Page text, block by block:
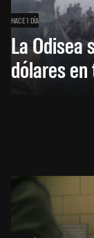
HACE 1 DÍA
La Odisea
dólares